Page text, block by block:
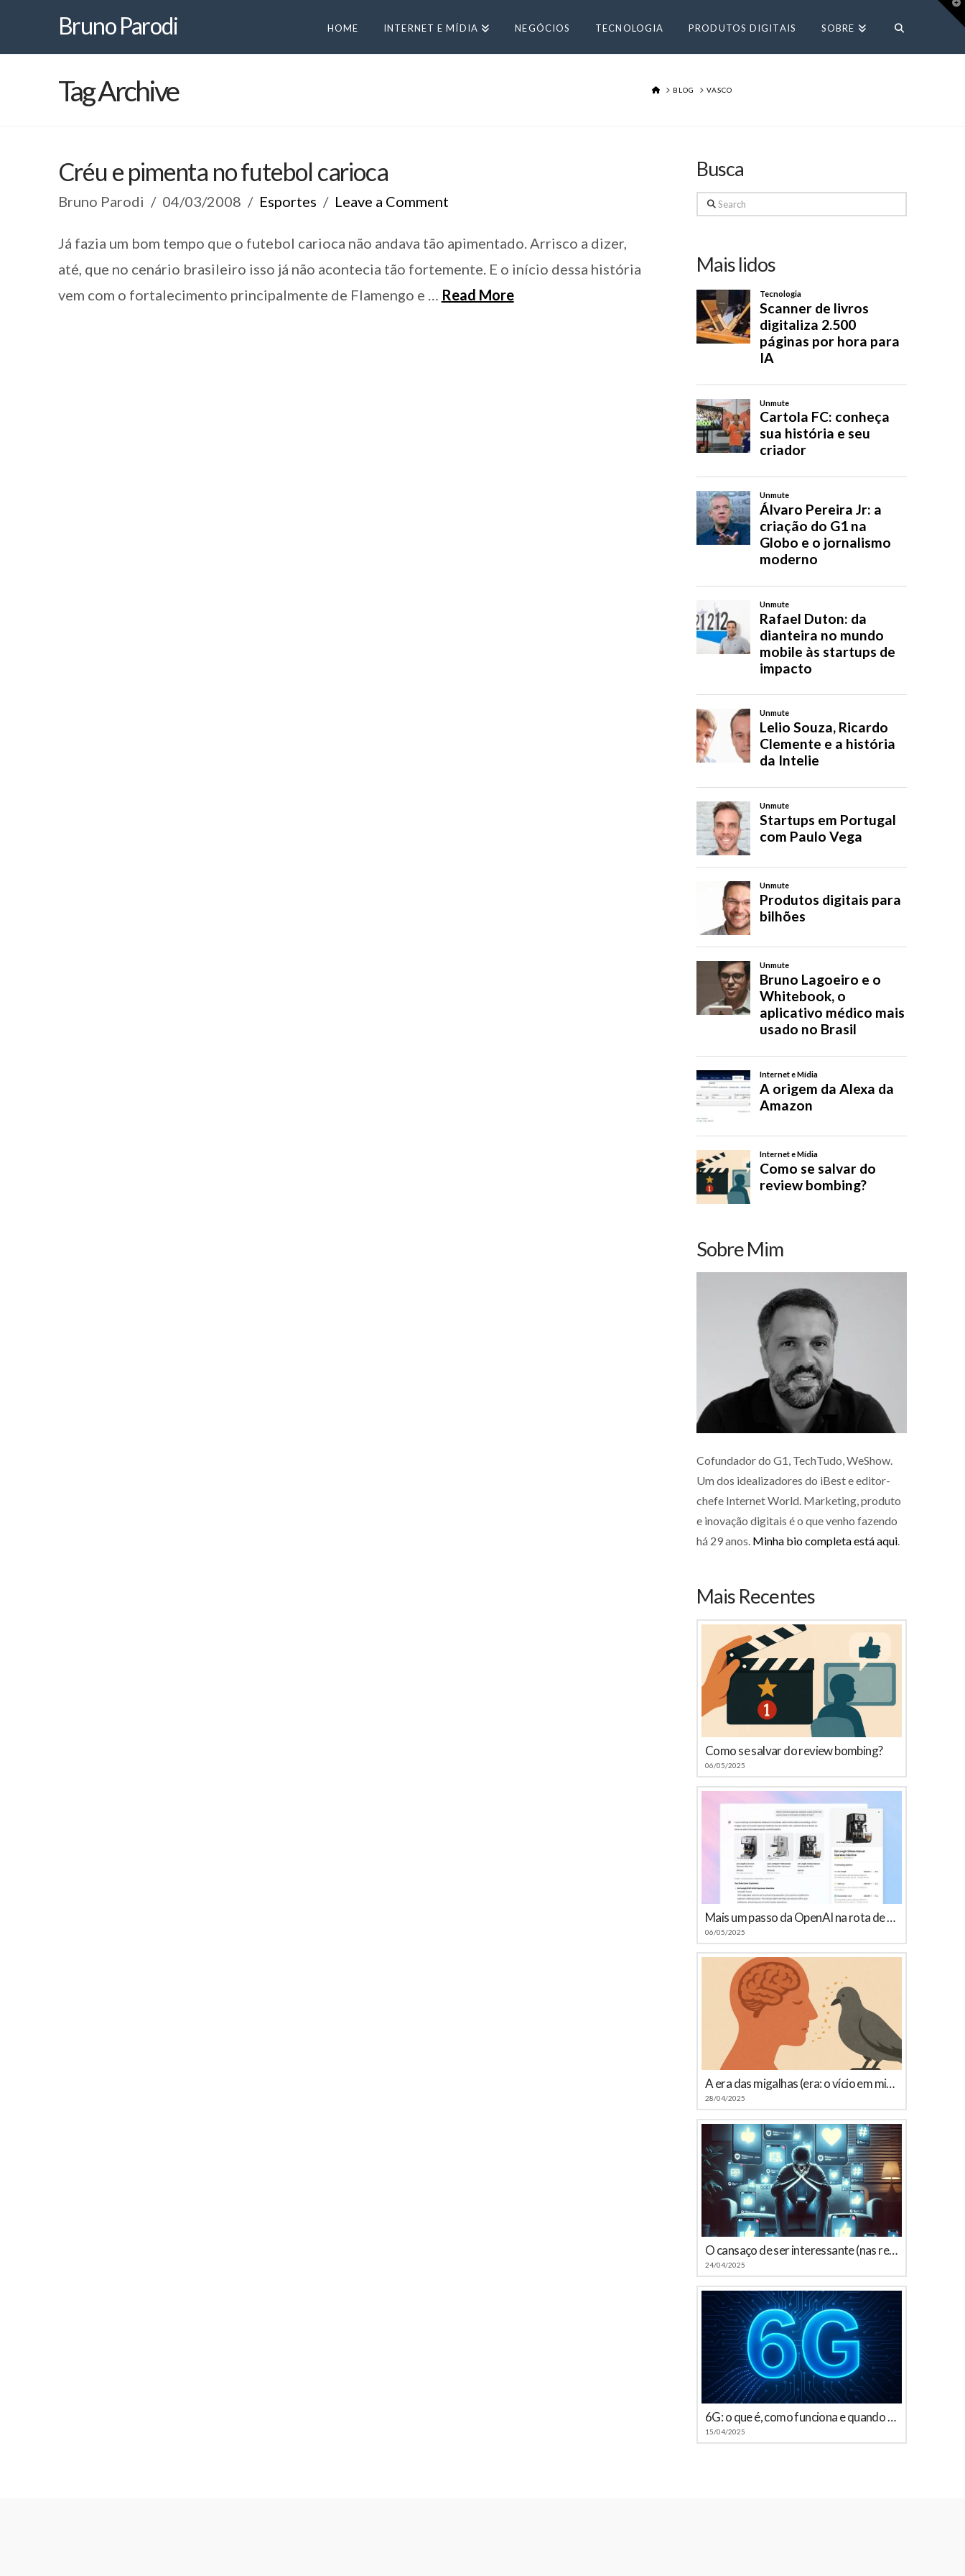
Bruno
Parodi
Bruno Parodi HOME INTERNET E MÍDIA NEGÓCIOS TECNOLOGIA PRODUTOS DIGITAIS SOBRE
Tag Archive HOME
BLOG VASCO
Créu e pimenta no futebol carioca
Bruno Parodi 04/03/2008 Esportes Leave a Comment
Já fazia um bom tempo que o futebol carioca não andava tão apimentado. Arrisco a dizer,
até, que no cenário brasileiro isso já não acontecia tão fortemente. E o início dessa história
vem com o fortalecimento principalmente de Flamengo e … Read More
Busca
Search
Mais lidos
Sobre Mim
Cofundador do G1, TechTudo, WeShow.
Um dos idealizadores do iBest e editor-
chefe Internet World. Marketing, produto
e inovação digitais é o que venho fazendo
há 29 anos. Minha bio completa está aqui.
Mais Recentes
Como se salvar do review bombing?
06/05/2025
Mais um passo da OpenAI na rota de colisão com o Google
06/05/2025
A era das migalhas (era: o vício em microconteúdos)
28/04/2025
O cansaço de ser interessante (nas redes sociais)
24/04/2025
6G: o que é, como funciona e quando chega ao Brasil
15/04/2025